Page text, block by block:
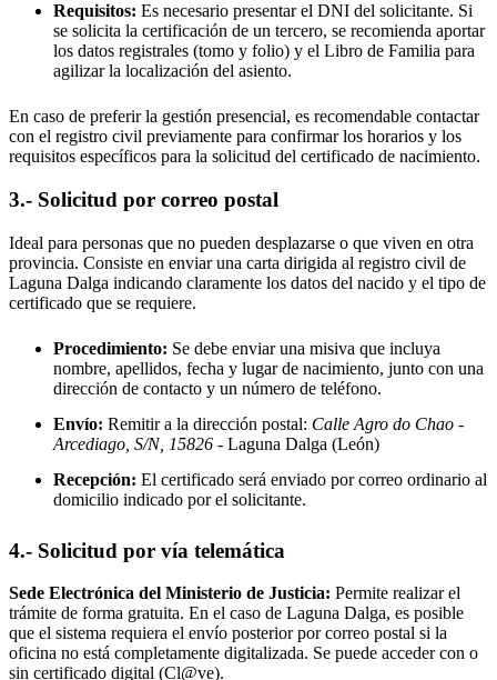
Requisitos: Es necesario presentar el DNI del solicitante. Si
se solicita la certificación de un tercero, se recomienda aportar
los datos registrales (tomo y folio) y el Libro de Familia para
agilizar la localización del asiento.
En caso de preferir la gestión presencial, es recomendable contactar
con el registro civil previamente para confirmar los horarios y los
requisitos específicos para la solicitud del certificado de nacimiento.
3.- Solicitud por correo postal
Ideal para personas que no pueden desplazarse o que viven en otra
provincia. Consiste en enviar una carta dirigida al registro civil de
Laguna Dalga indicando claramente los datos del nacido y el tipo de
certificado que se requiere.
Procedimiento: Se debe enviar una misiva que incluya
nombre, apellidos, fecha y lugar de nacimiento, junto con una
dirección de contacto y un número de teléfono.
Envío: Remitir a la dirección postal: Calle Agro do Chao -
Arcediago, S/N, 15826 - Laguna Dalga (León)
Recepción: El certificado será enviado por correo ordinario al
domicilio indicado por el solicitante.
4.- Solicitud por vía telemática
Sede Electrónica del Ministerio de Justicia: Permite realizar el
trámite de forma gratuita. En el caso de Laguna Dalga, es posible
que el sistema requiera el envío posterior por correo postal si la
oficina no está completamente digitalizada. Se puede acceder con o
sin certificado digital (Cl@ve).